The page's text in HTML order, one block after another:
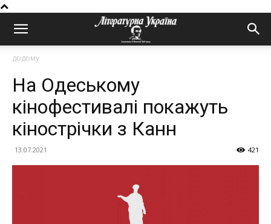
додому
На Одеському
кінофестивалі покажуть
кінострічки з Канн
13.07.2021 421